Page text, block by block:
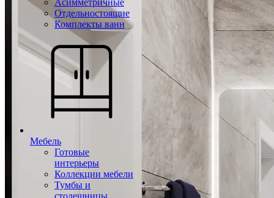
Асимметричные
Отдельностоящие
Комплекты ванн
Мебель
Готовые
интерьеры
Коллекции мебели
Тумбы и
столешницы